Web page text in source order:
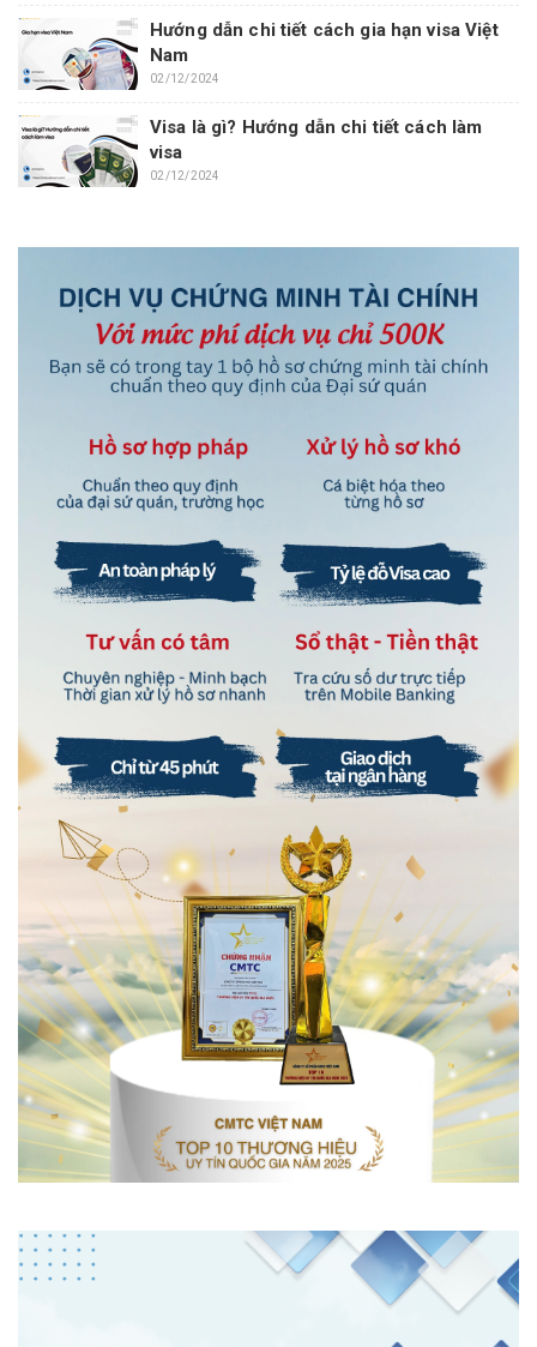
Hướng dẫn chi tiết cách gia hạn visa Việt
Nam
02/12/2024
Visa là gì? Hướng dẫn chi tiết cách làm
visa
02/12/2024